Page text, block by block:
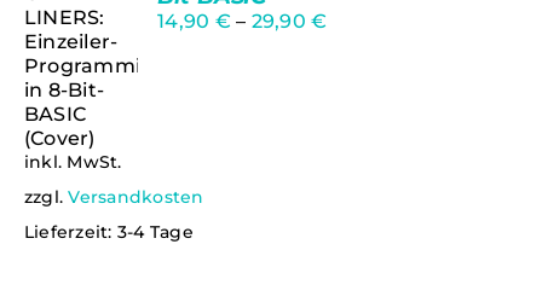
AUSFÜHRUNG
14,90 € – 29,90€
inkl. MwSt.
zzgl.Versandkosten
Lieferzeit: 3-4 Tage